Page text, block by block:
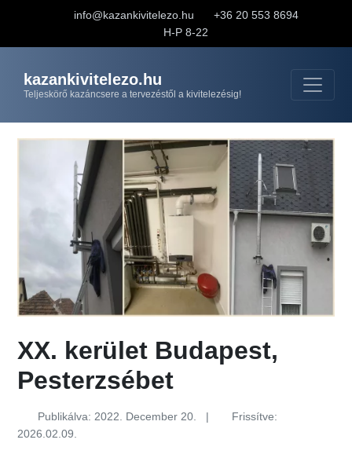
info@kazankivitelezo.hu
+36 20 553 8694
H-P 8-22
kazankivitelezo.hu
Teljeskörő kazáncsere a tervezéstől a kivitelezésig!
XX. kerület Budapest,
Pesterzsébet
Publikálva: 2022. December 20. |
Frissítve:
2026.02.09.